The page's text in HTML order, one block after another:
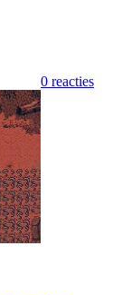
0 reacties